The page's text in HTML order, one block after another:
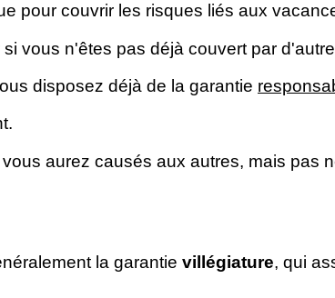
pour couvrir les risques liés aux
vous n'êtes pas déjà couvert par
disposez déjà de la garantie
aurez causés aux autres, mais pas
la garantie villégiature, qui